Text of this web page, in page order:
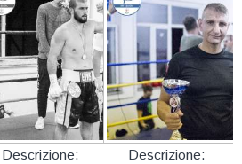
E TESSERAMENTO
CARTE FEDERALI
FORMAZIONE
Descrizione:
Descrizione: